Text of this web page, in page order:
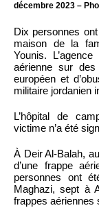
décembre 2023 –
Dix personnes
maison de la
Younis.
aérienne sur
européen et
militaire jordanien
L’hôpital de
victime n’a été
À Deir Al-Balah,
d’une frappe
personnes ont
Maghazi, sept à
frappes aériennes